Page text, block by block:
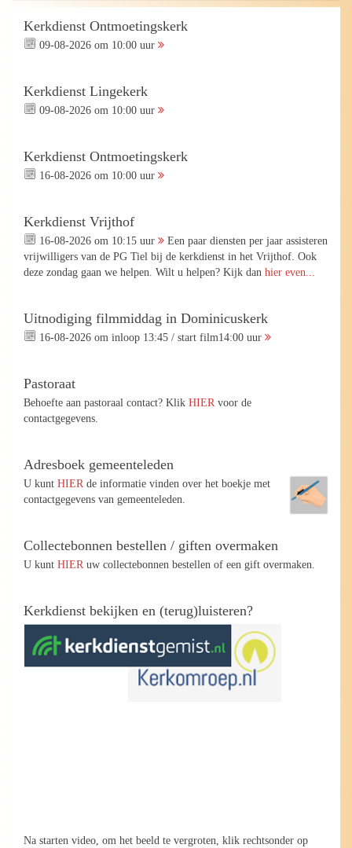
Kerkdienst Ontmoetingskerk
09-08-2026 om 10:00 uur
Kerkdienst Lingekerk
09-08-2026 om 10:00 uur
Kerkdienst Ontmoetingskerk
16-08-2026 om 10:00 uur
Kerkdienst Vrijthof
16-08-2026 om 10:15 uur
Een paar diensten per jaar assisteren
vrijwilligers van de PG Tiel bij de kerkdienst in het Vrijthof. Ook
deze zondag gaan we helpen. Wilt u helpen? Kijk dan hier even...
Uitnodiging filmmiddag in Dominicuskerk
16-08-2026 om inloop 13:45 / start film14:00 uur
Pastoraat
Behoefte aan pastoraal contact? Klik HIERvoor de
contactgegevens.
Adresboek gemeenteleden
U kunt HIERde informatie vinden over het boekje met
contactgegevens van gemeenteleden.
Collectebonnen bestellen / giften overmaken
U kunt HIERuw collectebonnen bestellen of een gift overmaken.
Kerkdienst bekijken en (terug)luisteren?
Na starten video, om het beeld te vergroten, klik rechtsonder op